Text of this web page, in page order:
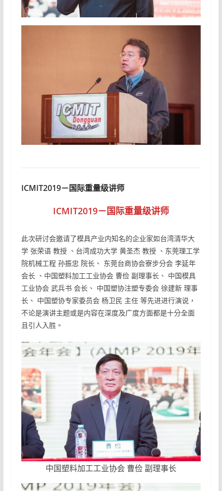
ICMIT2019－国际重量级讲师
ICMIT2019－国际重量级讲师
此次研讨会邀请了模具产业内知名的企业家如台湾清华大
学 张荣语 教授 、台湾成功大学 黄圣杰 教授 、东莞理工学
院机械工程 孙振忠 院长、 东莞台商协会寮步分会 李延年
会长 、中国塑料加工工业协会 曹俭 副理事长、 中国模具
工业协会 武兵书 会长、 中国塑协注塑专委会 徐建新 理事
长、 中国塑协专家委员会 杨卫民 主任 等先进进行演说，
不论是演讲主题或是内容在深度及广度方面都是十分全面
且引人入胜。
中国塑料加工工业协会 曹俭 副理事长